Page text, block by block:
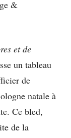
&
et de
un tableau
de
natale à
Ce bled,
de la